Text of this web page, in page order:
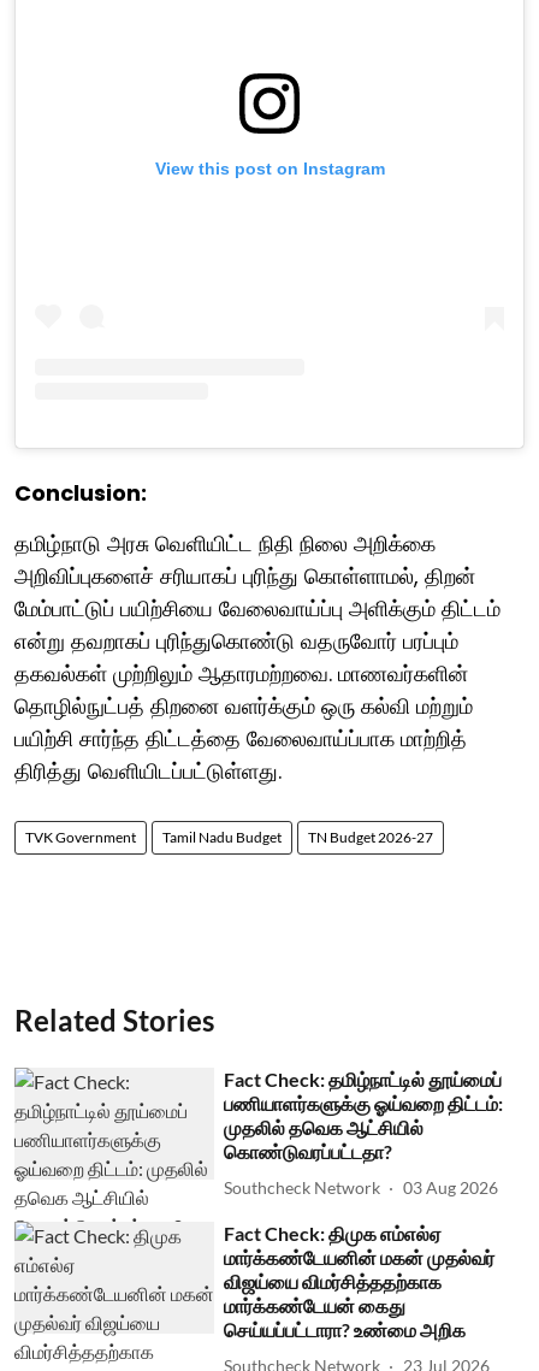
View this post on Instagram
Conclusion:
தமிழ்நாடு அரசு வெளியிட்ட நிதி நிலை அறிக்கை
அறிவிப்புகளைச் சரியாகப் புரிந்து கொள்ளாமல், திறன்
மேம்பாட்டுப் பயிற்சியை வேலைவாய்ப்பு அளிக்கும் திட்டம்
என்று தவறாகப் புரிந்துகொண்டு வதருவோர் பரப்பும்
தகவல்கள் முற்றிலும் ஆதாரமற்றவை. மாணவர்களின்
தொழில்நுட்பத் திறனை வளர்க்கும் ஒரு கல்வி மற்றும்
பயிற்சி சார்ந்த திட்டத்தை வேலைவாய்ப்பாக மாற்றித்
திரித்து வெளியிடப்பட்டுள்ளது.
TVK Government Tamil Nadu Budget TN Budget 2026-27
Related Stories
Fact Check: தமிழ்நாட்டில் தூய்மைப்
பணியாளர்களுக்கு ஓய்வறை திட்டம்:
முதலில் தவெக ஆட்சியில்
கொண்டுவரப்பட்டதா?
Southcheck Network 03 Aug 2026
Fact Check: திமுக எம்எல்ஏ
மார்க்கண்டேயனின் மகன் முதல்வர்
விஜய்யை விமர்சித்ததற்காக
மார்க்கண்டேயன் கைது
செய்யப்பட்டாரா? உண்மை அறிக
Southcheck Network 23 Jul 2026